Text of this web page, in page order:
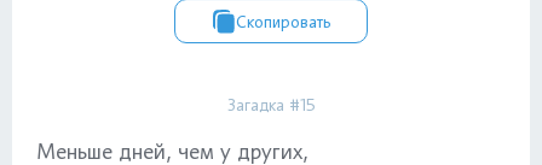
Скопировать
Загадка #15
Меньше дней, чем у других,